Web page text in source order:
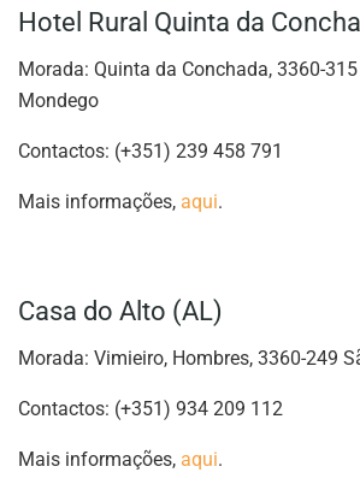
Hotel Rural Quinta da
Morada: Quinta da Conchada, 3360-
Mondego
Contactos: (+351) 239 458 791
Mais informações, aqui.
Casa do Alto (AL)
Morada: Vimieiro, Hombres, 3360-249
Contactos: (+351) 934 209 112
Mais informações, aqui.